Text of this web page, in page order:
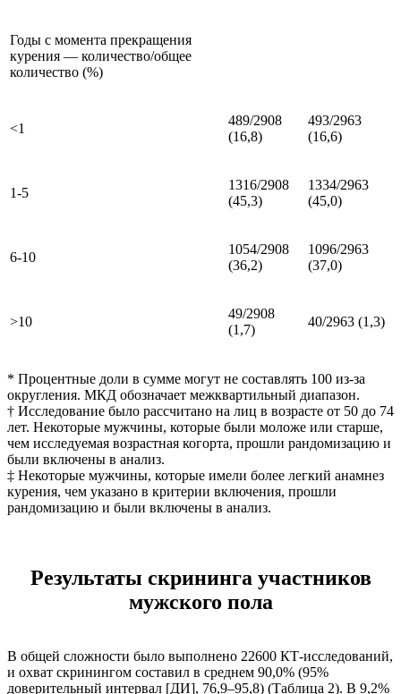
Годы с момента прекращения
курения — количество/общее
количество (%)
<1
489/2908
(16,8)
493/2963
(16,6)
1-5
1316/2908
(45,3)
1334/2963
(45,0)
6-10
1054/2908
(36,2)
1096/2963
(37,0)
>10
49/2908
(1,7)
40/2963 (1,3)
* Процентные доли в сумме могут не составлять 100 из-за
округления. МКД обозначает межквартильный диапазон.
† Исследование было рассчитано на лиц в возрасте от 50 до 74
лет. Некоторые мужчины, которые были моложе или старше,
чем исследуемая возрастная когорта, прошли рандомизацию и
были включены в анализ.
‡ Некоторые мужчины, которые имели более легкий анамнез
курения, чем указано в критерии включения, прошли
рандомизацию и были включены в анализ.
Результаты скрининга участников
мужского пола
В общей сложности было выполнено 22600 КТ-исследований,
и охват скринингом составил в среднем 90,0% (95%
доверительный интервал [ДИ], 76,9–95,8) (Таблица 2). В 9,2%